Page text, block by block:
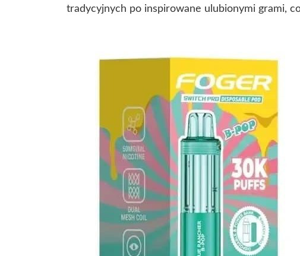
tradycyjnych po inspirowane ulubionymi grami,